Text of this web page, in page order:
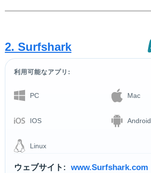
2. Surfshark
利用可能なアプリ:
PC Mac
IOS Android
Linux
ウェブサイト:
www.Surfshark.com